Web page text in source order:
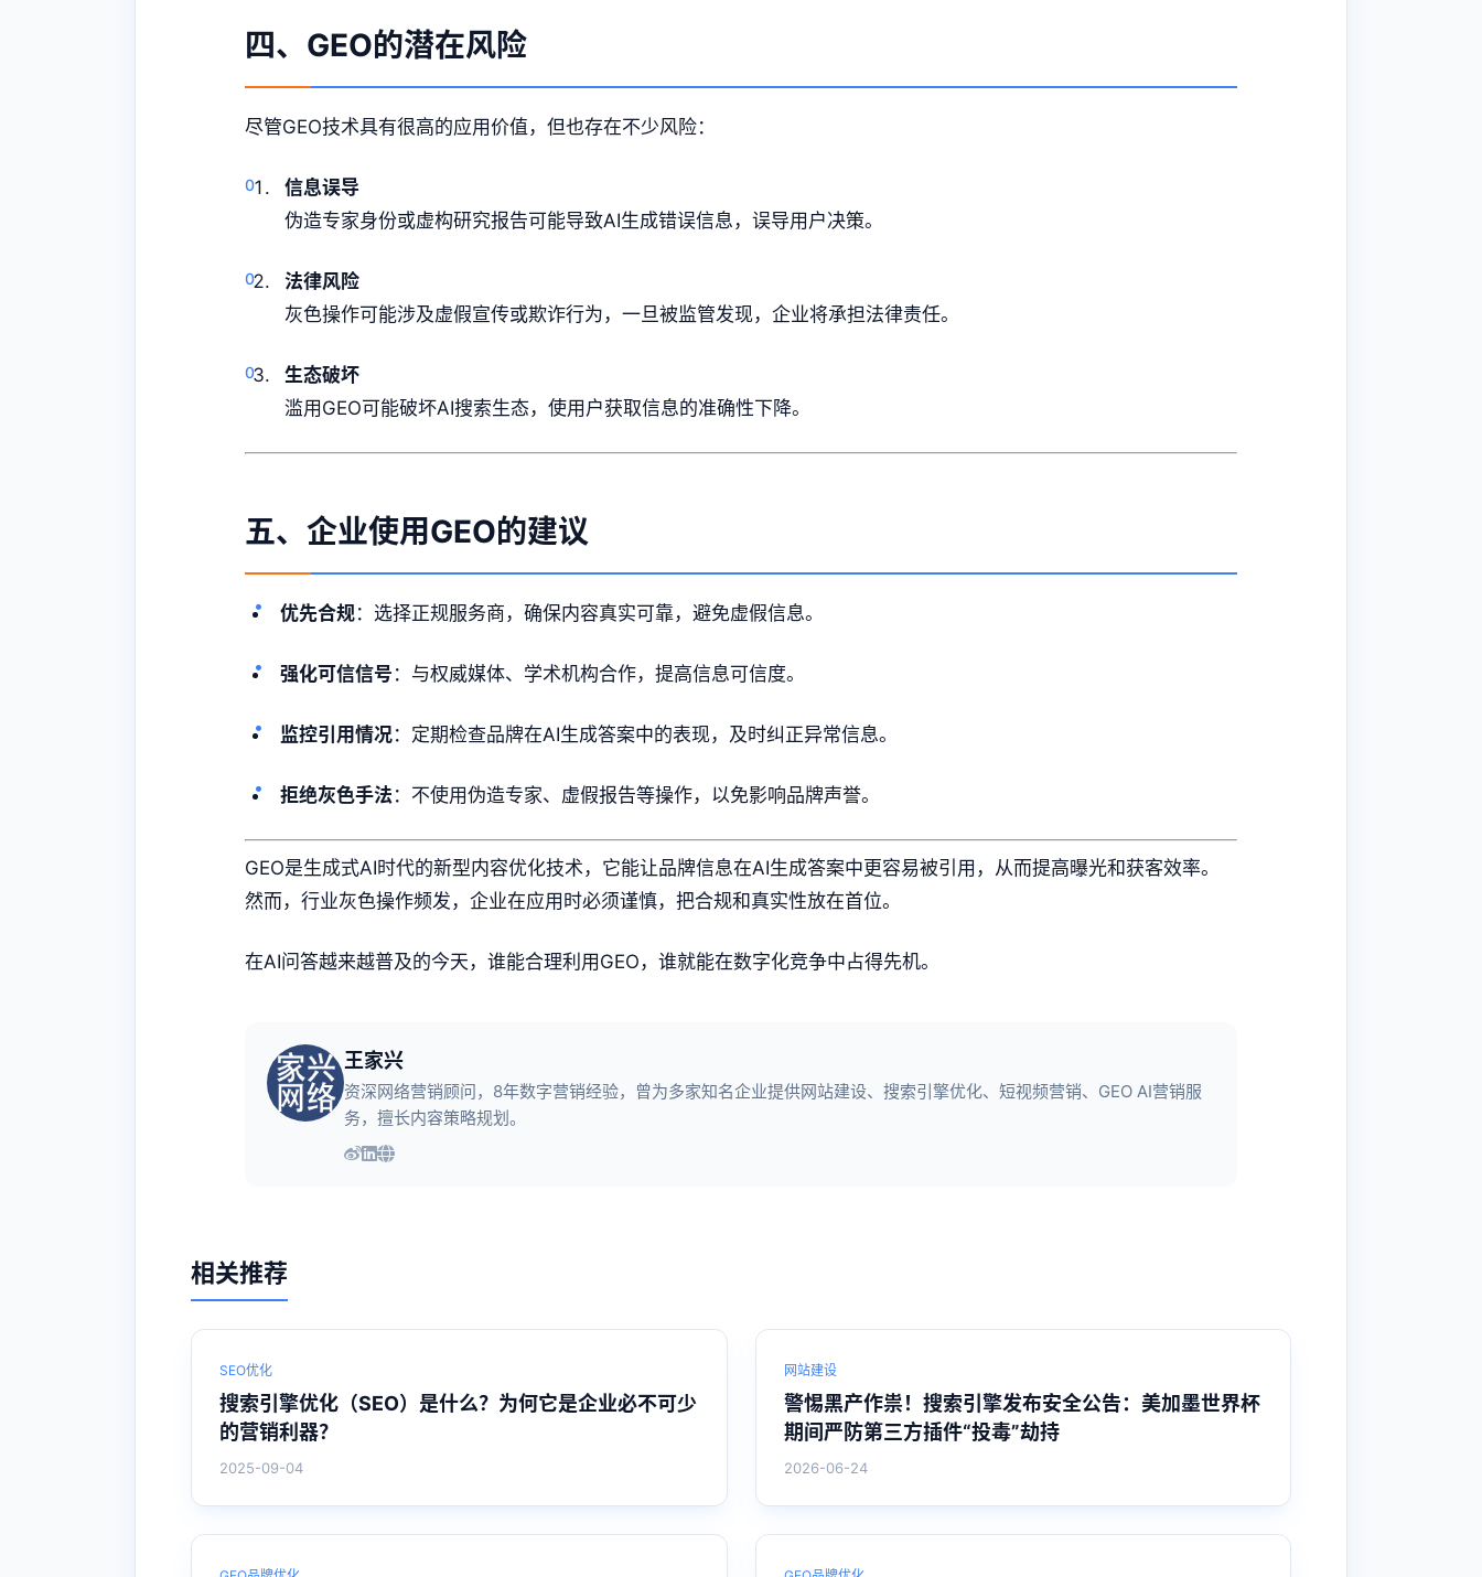
四、GEO的潜在风险
尽管GEO技术具有很高的应用价值，但也存在不少风险：
信息误导
伪造专家身份或虚构研究报告可能导致AI生成错误信息，误导用户决策。
法律风险
灰色操作可能涉及虚假宣传或欺诈行为，一旦被监管发现，企业将承担法律责任。
生态破坏
滥用GEO可能破坏AI搜索生态，使用户获取信息的准确性下降。
五、企业使用GEO的建议
优先合规：选择正规服务商，确保内容真实可靠，避免虚假信息。
强化可信信号 ：与权威媒体、学术机构合作，提高信息可信度。
监控引用情况：定期检查品牌在AI生成答案中的表现，及时纠正异常信息。
拒绝灰色手法 ：不使用伪造专家、虚假报告等操作，以免影响品牌声誉。
GEO是生成式AI时代的新型内容优化技术，它能让品牌信息在AI生成答案中更容易被引用，从而提高曝光和获客效率。
然而，行业灰色操作频发，企业在应用时必须谨慎，把合规和真实性放在首位。
在AI问答越来越普及的今天，谁能合理利用GEO，谁就能在数字化竞争中占得先机。
王家兴
资深网络营销顾问，8年数字营销经验，曾为多家知名企业提供网站建设、搜索引擎优化、短视频营销、GEO AI营销服
务，擅长内容策略规划。
相关推荐
SEO优化
搜索引擎优化（SEO）是什么？为何它是企业必不可少
的营销利器？
2025-09-04
网站建设
警惕黑产作祟！搜索引擎发布安全公告：美加墨世界杯
期间严防第三方插件“投毒”劫持
2026-06-24